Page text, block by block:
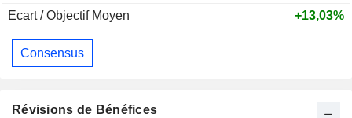
Ecart / Objectif Moyen
+13,03%
Consensus
Révisions de Bénéfices